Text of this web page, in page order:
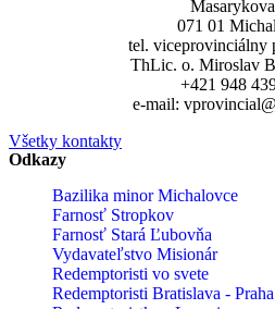
071 01
tel. viceprovinciálny
ThLic. o. Miroslav
+421 948
e-mail:
Všetky kontakty
Odkazy
Bazilika minor Michalovce
Farnosť Stropkov
Farnosť Stará Ľubovňa
Vydavateľstvo Misionár
Redemptoristi vo svete
Redemptoristi Bratislava - Praha